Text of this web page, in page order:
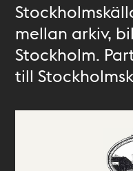
mellan arkiv,
Stockholm.
till